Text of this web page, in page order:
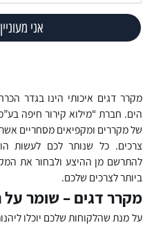
מקרר דגים איכותי הינו בגדר
הים. חברת “מילוא קירור חיפה
של מקררים ומקפיאים מסחריים
צרכים. כל שנותר לכם לעשות
להתרשם מן ההיצע ולבחור את
ביותר לצרכים שלכם.
מקרר דגים – שומר
על מנת שהלקוחות שלכם יוכלו